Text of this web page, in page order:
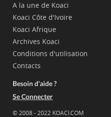
A la une de Koaci
Koaci Côte d'Ivoire
Koaci Afrique
Archives Koaci
Conditions d'utilisation
Contacts
Besoin d'aide ?
Se Connecter
© 2008 - 2022 KOACI.COM